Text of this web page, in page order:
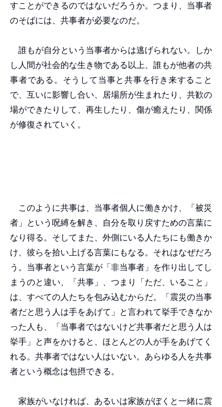
すことができるのではないだろうか。つまり、当事者
のそばには、共事者が必要なのだ。
誰もが自分という当事者からは逃げられない。しか
し人間が社会的な生き物である以上、誰もが他者の共
事者である。そうして当事と共事を行き来すること
で、互いに影響し合い、居場所が生まれたり、共歓の
場ができたりして、再生したり、傷が癒えたり、関係
が修復されていく。
このように共事は、当事者個人に働きかけ、「被災
者」という呪縛を解き、自分を取り戻すための言葉に
なり得る。そしてまた、外側にいる人たちにも働きか
け、彼らを拾い上げる言葉にもなる。それはなぜだろ
う。当事者という言葉が「非当事者」を作り出してし
まうのと違い、「共事」、つまり「ただ、いること」
は、すべての人たちを包み込むからだ。「震災の当事
者だと思う人は手をあげて」と言われて挙手できなか
った人も、「当事者ではないけど共事者だと思う人は
挙手」と声をかけると、ほとんどの人が手をあげてく
れる。共事者ではない人はいない。あらゆる人を共事
者という概念は包摂できる。
家族がいなければ、あるいは家族がぼくと一緒に震